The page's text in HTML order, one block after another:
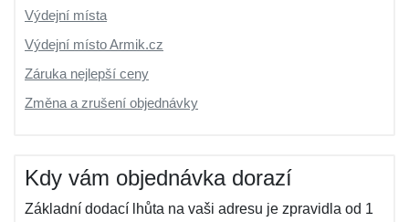
Výdejní místa
Výdejní místo Armik.cz
Záruka nejlepší ceny
Změna a zrušení objednávky
Kdy vám objednávka dorazí
Základní dodací lhůta na vaši adresu je zpravidla od 1